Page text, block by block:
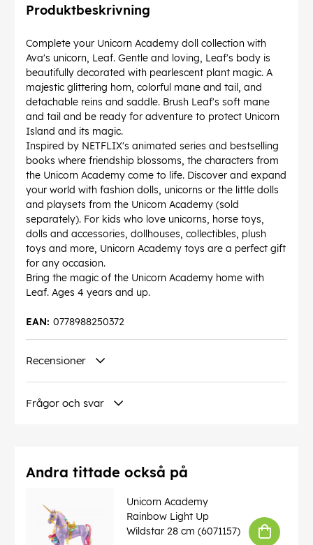
Produktbeskrivning
Complete your Unicorn Academy doll collection with
Ava's unicorn, Leaf. Gentle and loving, Leaf's body is
beautifully decorated with pearlescent plant magic. A
majestic glittering horn, colorful mane and tail, and
detachable reins and saddle. Brush Leaf's soft mane
and tail and be ready for adventure to protect Unicorn
Island and its magic.
Inspired by NETFLIX's animated series and bestselling
books where friendship blossoms, the characters from
the Unicorn Academy come to life. Discover and expand
your world with fashion dolls, unicorns or the little dolls
and playsets from the Unicorn Academy (sold
separately). For kids who love unicorns, horse toys,
dolls and accessories, dollhouses, collectibles, plush
toys and more, Unicorn Academy toys are a perfect gift
for any occasion.
Bring the magic of the Unicorn Academy home with
Leaf. Ages 4 years and up.
0778988250372
EAN:
Recensioner
Frågor och svar
Andra tittade också på
Unicorn Academy
Rainbow Light Up
Wildstar 28 cm (6071157)